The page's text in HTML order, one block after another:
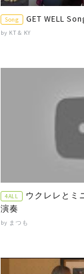
Song GET WELL
by KT & KY
4ALL
ウクレレとミ
演奏
by まつも